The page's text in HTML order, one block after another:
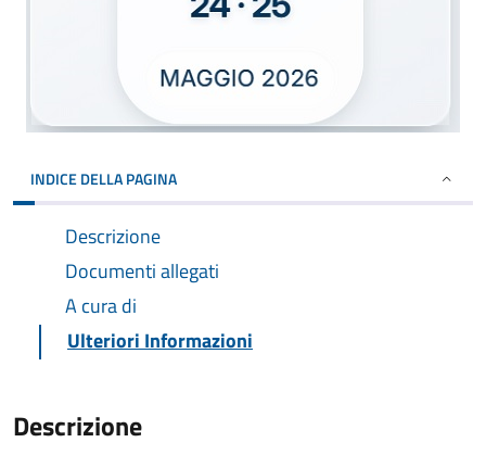
INDICE DELLA PAGINA
Descrizione
Documenti allegati
A cura di
Ulteriori Informazioni
Descrizione